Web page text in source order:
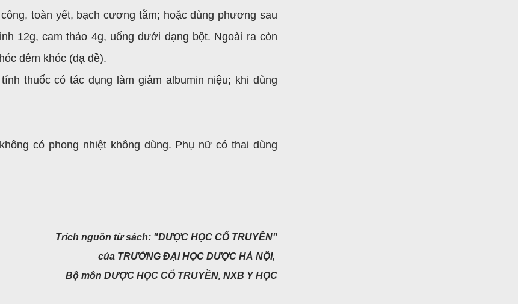
toàn yết, bạch cương tằm; hoặc dùng phương sau
12g, cam thảo 4g, uống dưới dạng bột. Ngoài ra còn
đêm khóc (dạ đề).
thuốc có tác dụng làm giảm albumin niệu; khi dùng
có phong nhiệt không dùng. Phụ nữ có thai dùng
Trích nguồn từ sách: "DƯỢC HỌC CỔ TRUYỀN"
của TRƯỜNG ĐẠI HỌC DƯỢC HÀ NỘI,
Bộ môn DƯỢC HỌC CỔ TRUYỀN, NXB Y HỌC